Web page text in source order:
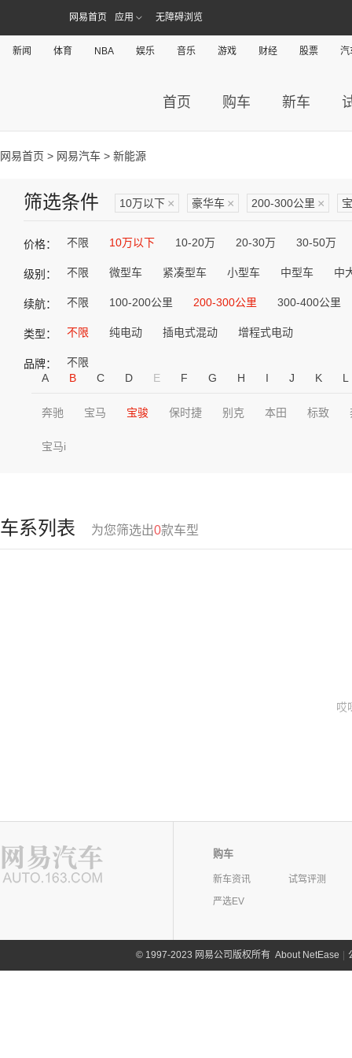
网易首页 应用 无障碍浏览
新闻 体育 NBA 娱乐 音乐 游戏 财经 股票 汽
首页 购车 新车
网易首页 > 网易汽车 > 新能源
筛选条件 10万以下 × 豪华车 × 200-300公里 ×
价格： 不限 10万以下 10-20万 20-30万 30-50万
级别： 不限 微型车 紧凑型车 小型车 中型车 中
续航： 不限 100-200公里 200-300公里 300-400公里
类型： 不限 纯电动 插电式混动 增程式电动
品牌：
不限
A
B C D E F G H I J K L
奔驰 宝马 宝骏 保时捷 别克 本田 标致
宝马i
车系列表 为您筛选出0款车型
哎
购车
新车资讯
试驾评测
严选EV
©1997-2023 网易公司版权所有 About NetEase